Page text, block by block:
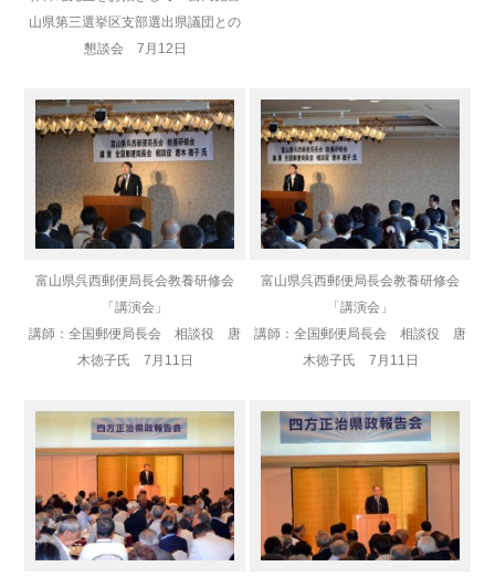
山県第三選挙区支部選出県議団との
懇談会 7月12日
富山県呉西郵便局長会教養研修会
「講演会」
講師：全国郵便局長会 相談役 唐
木徳子氏 7月11日
富山県呉西郵便局長会教養研修会
「講演会」
講師：全国郵便局長会 相談役 唐
木徳子氏 7月11日